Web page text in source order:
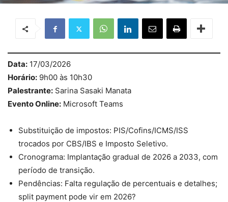
Data: 17/03/2026
Horário: 9h00 às 10h30
Palestrante: Sarina Sasaki Manata
Evento Online: Microsoft Teams
Substituição de impostos: PIS/Cofins/ICMS/ISS
trocados por CBS/IBS e Imposto Seletivo.
Cronograma: Implantação gradual de 2026 a 2033, com
período de transição.
Pendências: Falta regulação de percentuais e detalhes;
split payment pode vir em 2026?